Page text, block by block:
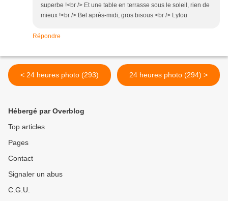
superbe !<br /> Et une table en terrasse sous le soleil, rien de
mieux !<br /> Bel après-midi, gros bisous.<br /> Lylou
Répondre
< 24 heures photo (293) 24 heures photo (294) >
Hébergé par Overblog
Top articles
Pages
Contact
Signaler un abus
C.G.U.